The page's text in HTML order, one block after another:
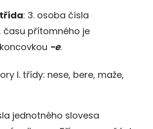
: 3. osoba čísla
času přítomného je
-e.
I. třídy: nese, bere, maže,
jednotného slovesa